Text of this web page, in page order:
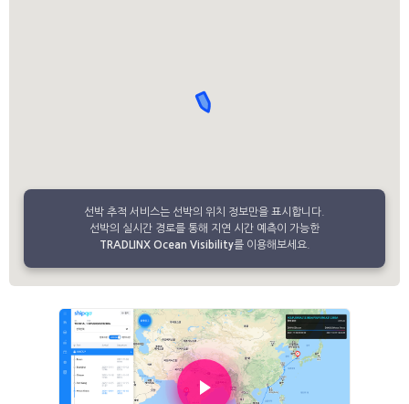
선박 추적 서비스는 선박의 위치 정보만을 표시합니다.
선박의 실시간 경로를 통해 지연 시간 예측이 가능한
TRADLINX Ocean Visibility를 이용해보세요.